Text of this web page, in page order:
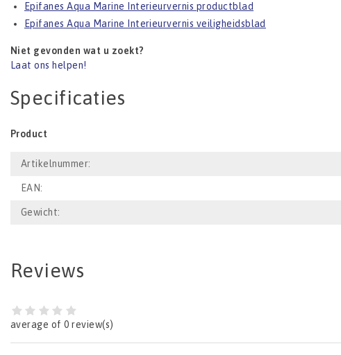
Epifanes Aqua Marine Interieurvernis productblad
Epifanes Aqua Marine Interieurvernis veiligheidsblad
Niet gevonden wat u zoekt?
Laat ons helpen!
Specificaties
Product
Artikelnummer:
EAN:
Gewicht:
Reviews
average of 0 review(s)